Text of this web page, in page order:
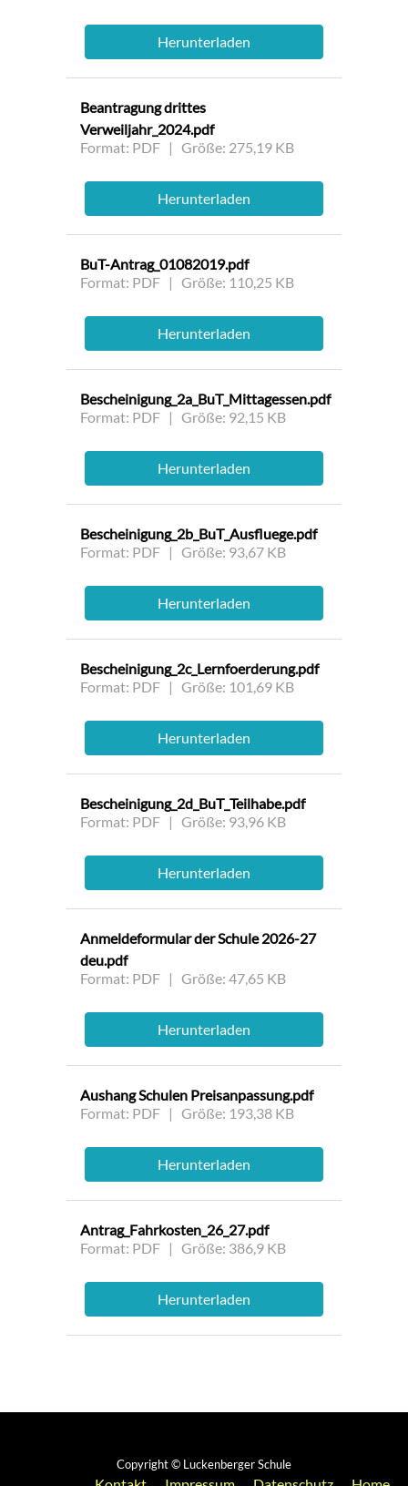
Herunterladen
Beantragung drittes
Verweiljahr_2024.pdf
Format: PDF | Größe: 275,19 KB
Herunterladen
BuT-Antrag_01082019.pdf
Format: PDF | Größe: 110,25 KB
Herunterladen
Bescheinigung_2a_BuT_Mittagessen.pdf
Format: PDF | Größe: 92,15 KB
Herunterladen
Bescheinigung_2b_BuT_Ausfluege.pdf
Format: PDF | Größe: 93,67 KB
Herunterladen
Bescheinigung_2c_Lernfoerderung.pdf
Format: PDF | Größe: 101,69 KB
Herunterladen
Bescheinigung_2d_BuT_Teilhabe.pdf
Format: PDF | Größe: 93,96 KB
Herunterladen
Anmeldeformular der Schule 2026-27
deu.pdf
Format: PDF | Größe: 47,65 KB
Herunterladen
Aushang Schulen Preisanpassung.pdf
Format: PDF | Größe: 193,38 KB
Herunterladen
Antrag_Fahrkosten_26_27.pdf
Format: PDF | Größe: 386,9 KB
Herunterladen
Copyright © Luckenberger Schule